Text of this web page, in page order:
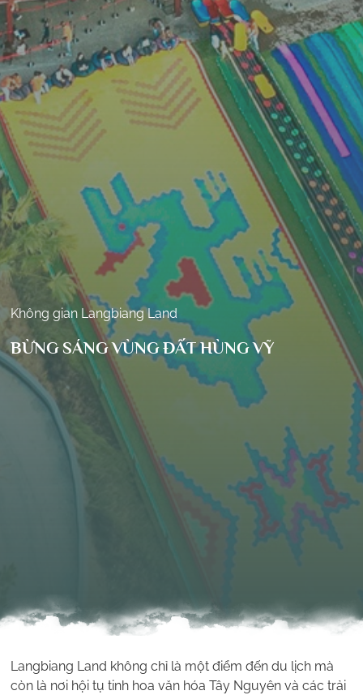
Không gian Langbiang Land
BỪNG SÁNG VÙNG ĐẤT HÙNG VỸ
Langbiang Land không chỉ là một điểm đến du lịch mà
còn là nơi hội tụ tinh hoa văn hóa Tây Nguyên và các trải